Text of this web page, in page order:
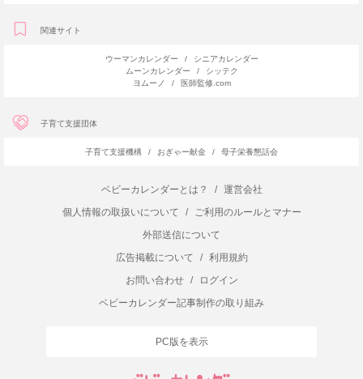
関連サイト
ウーマンカレンダー /
シニアカレンダー
ムーンカレンダー
/
シッテク
ヨムーノ
/ 医師監修.com
子育て支援団体
子育て支援機構 / おぎゃー献金 / 母子栄養懇話会
ベビーカレンダーとは？ /
運営会社
個人情報の取扱いについて
/
ご利用のルールとマナー
外部送信について
広告掲載について
/
利用規約
お問い合わせ
/
ログイン
ベビーカレンダー記事制作の取り組み
PC版を表示